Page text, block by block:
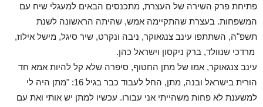
פתיחת פרק השירה של העצרת, מתכנסים הבאים למעגלי שיח עם
המשפחות. בעצרת שהתקיימה אמש, שהיתה הראשונה לשנת
תשפ"ה, השתתפו עינב צנגאוקר, ניבה ונקרט, שיר סיגל, מישל אילוז,
מרדכי שנוולד, ברק ניקסון וישראל כהן.
עינב צנגאוקר, אמו של מתן החטוף, סיפרה שלא קל להיות אמא חד
הורית בישראל ובנה, מתן, החל לעבוד כבר בגיל 16: "מתן היה לי
למשענת לא פחות משהייתי אני עבורו. עכשיו למתן יש אותי ואת עם